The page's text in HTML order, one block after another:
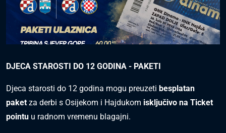
DJECA STAROSTI DO 12 GODINA - PAKETI
Djeca starosti do 12 godina mogu preuzeti besplatan
paket za derbi s Osijekom i Hajdukom isključivo na Ticket
pointu u radnom vremenu blagajni.